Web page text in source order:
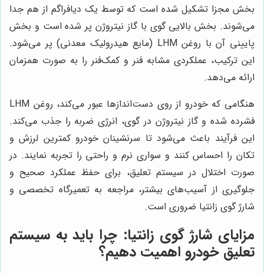
بخش مجزا تشکیل شده است که توسط یک دیافراگم از هم جدا
می‌شوند. بخش بالایی گوی با گاز نیتروژن پر شده است و بخش
پایینی آن با روغن LHM (مایع هیدرولیک معدنی) پر می‌شود.
این ترکیب، عملکردی مشابه فنر و کمک‌فنر را به صورت همزمان
ارائه می‌دهد.
هنگامی که خودرو از روی دست‌اندازها عبور می‌کند، روغن LHM
فشرده شده و گاز نیتروژن در گوی، انرژی ضربه را جذب می‌کند.
این فرآیند باعث می‌شود تا سرنشینان خودرو کمترین لرزش و
تکان را احساس کنند و سواری نرم و راحتی را تجربه نمایند. در
صورت اختلال در سیستم تعلیق، برای حفظ عملکرد صحیح و
جلوگیری از آسیب‌های بیشتر، مراجعه به تعمیرگاه تخصصی و
شارژ گوی زانتیا ضروری است.
مزایای شارژ گوی زانتیا: چرا باید به سیستم
تعلیق خودرو اهمیت دهیم؟